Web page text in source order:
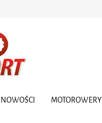
NOWOŚCI MOTOROWERY